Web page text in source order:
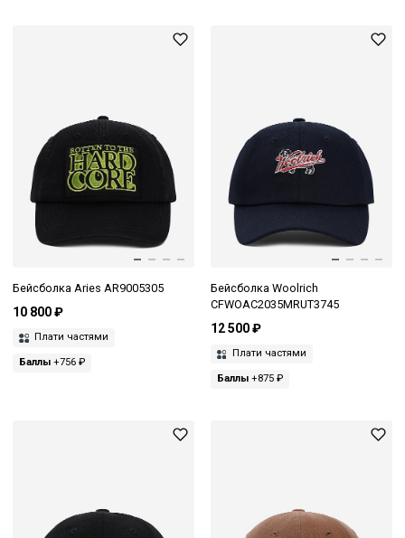
Бейсболка Aries AR9005305
10 800 ₽
Плати частями
Баллы +756 ₽
Бейсболка Woolrich
CFWOAC2035MRUT3745
12 500 ₽
Плати частями
Баллы+875 ₽